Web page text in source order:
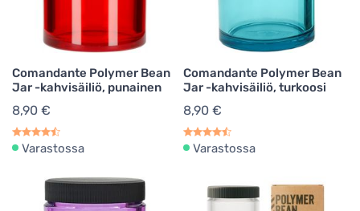
Comandante Polymer Bean
Jar -kahvisäiliö, punainen
8,90 €
Varastossa
Comandante Polymer Bean
Jar -kahvisäiliö, turkoosi
8,90 €
Varastossa